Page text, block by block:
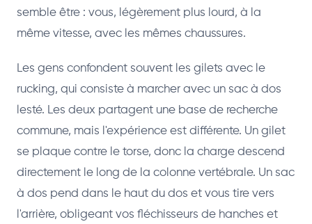
semble être : vous, légèrement plus lourd, à la
même vitesse, avec les mêmes chaussures.
Les gens confondent souvent les gilets avec le
rucking, qui consiste à marcher avec un sac à dos
lesté. Les deux partagent une base de recherche
commune, mais l'expérience est différente. Un gilet
se plaque contre le torse, donc la charge descend
directement le long de la colonne vertébrale. Un sac
à dos pend dans le haut du dos et vous tire vers
l'arrière, obligeant vos fléchisseurs de hanches et